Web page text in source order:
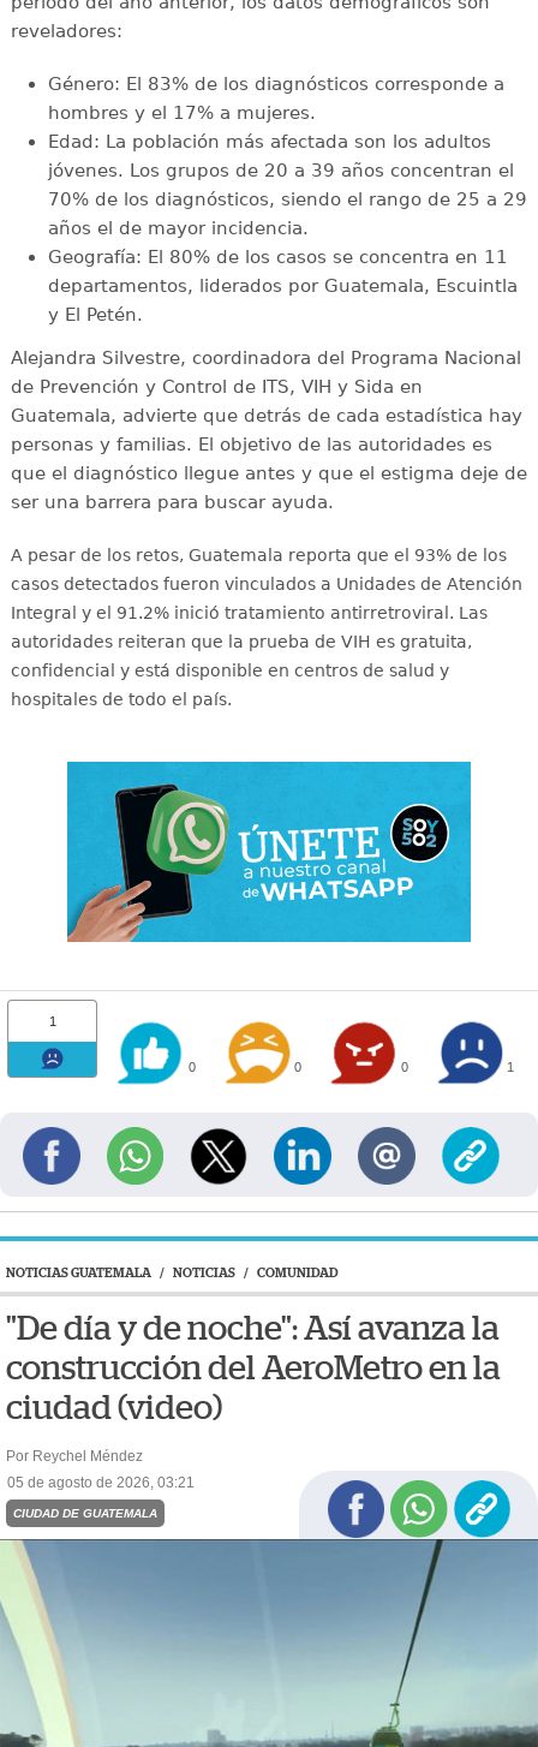
reveladores:
Género: El 83% de los diagnósticos corresponde a
hombres y el 17% a mujeres.
Edad: La población más afectada son los adultos
jóvenes. Los grupos de 20 a 39 años concentran el
70% de los diagnósticos, siendo el rango de 25 a 29
años el de mayor incidencia.
Geografía: El 80% de los casos se concentra en 11
departamentos, liderados por Guatemala, Escuintla
y El Petén.
Alejandra Silvestre, coordinadora del Programa Nacional
de Prevención y Control de ITS, VIH y Sida en
Guatemala, advierte que detrás de cada estadística hay
personas y familias. El objetivo de las autoridades es
que el diagnóstico llegue antes y que el estigma deje de
ser una barrera para buscar ayuda.
A pesar de los retos, Guatemala reporta que el 93% de los
casos detectados fueron vinculados a Unidades de Atención
Integral y el 91.2% inició tratamiento antirretroviral . Las
autoridades reiteran que la prueba de VIH es gratuita,
confidencial y está disponible en centros de salud y
hospitales de todo el país.
1
0 0 0 1
NOTICIAS GUATEMALA / NOTICIAS / COMUNIDAD
"De día y de noche": Así avanza la
construcción del AeroMetro en la
ciudad (video)
Por Reychel Méndez
05 de agosto de 2026, 03:21
CIUDAD DE GUATEMALA